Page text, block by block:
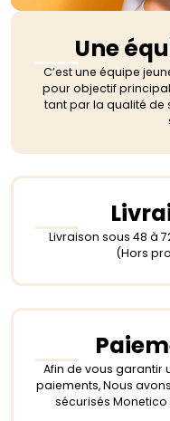
Une
C’est une équipe
pour objectif
tant par la qualité de
Livraison sous 48 à
(Hors
Afin de vous garantir
paiements, Nous
sécurisés Monetico